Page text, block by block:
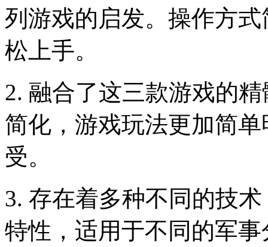
列游戏的启发。操作方
松上手。
2. 融合了这三款游戏的
简化，游戏玩法更加简
受。
3. 存在着多种不同的技
特性，适用于不同的军